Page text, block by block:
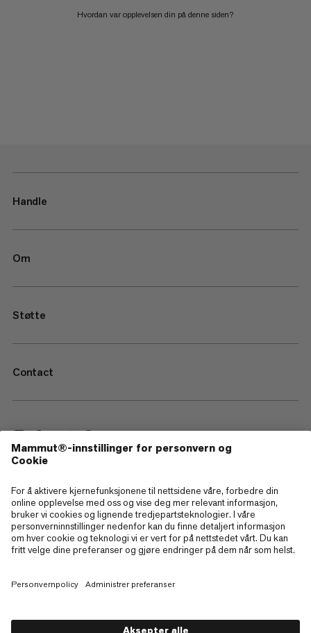
Hvordan var opplevelsen din på denne siden?
Handle
Om
Støtte
Contact
—
Sitemap
Cookies
Juridisk merknad
Retningslinjer for personvern